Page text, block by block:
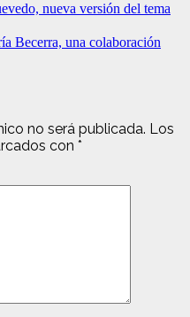
nueva versión del tema
Becerra, una colaboración
no será publicada. Los
con *